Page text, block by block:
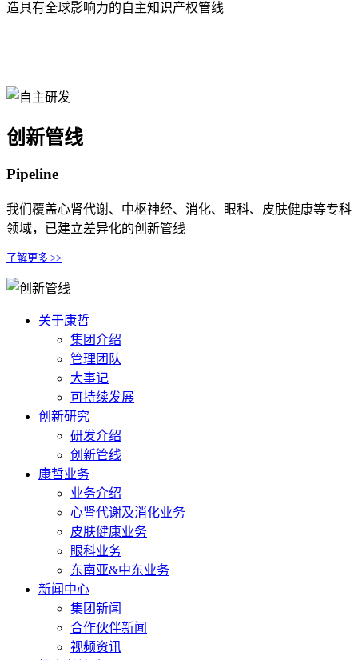
造具有全球影响力的自主知识产权管线
创新管线
Pipeline
我们覆盖心肾代谢、中枢神经、消化、眼科、皮肤健康等专科
领域，已建立差异化的创新管线
了解更多 >>
关于康哲
集团介绍
管理团队
大事记
可持续发展
创新研究
研发介绍
创新管线
康哲业务
业务介绍
心肾代谢及消化业务
皮肤健康业务
眼科业务
东南亚&中东业务
新闻中心
集团新闻
合作伙伴新闻
视频资讯